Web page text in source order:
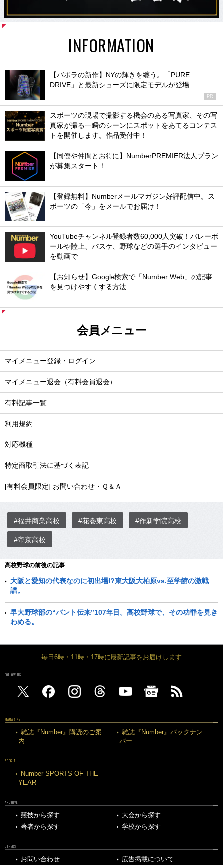
INFORMATION
【バボラの新作】NYの輝きを纏う。「PURE
DRIVE」と最新シューズに限定モデルが登場
PR
スポーツの現場で撮影する機会のある写真家、その写
真家が撮る一瞬のシーンにスポットをあてるコンテス
トを開催します。作品受付中！
【同僚や仲間とお得に】NumberPREMIER法人プラン
が募集スタート！
【登録無料】Numberメールマガジン好評配信中。ス
ポーツの「今」をメールでお届け！
YouTubeチャンネル登録者数60,000人突破！バレーボ
ールや陸上、バスケ、野球などの選手のインタビュー
を動画で
【お知らせ】Google検索で「Number Web」の記事
を見つけやすくする方法
会員メニュー
マイメニュー登録・ログイン
マイメニュー退会（有料会員退会）
有料記事一覧
利用規約
対応機種
特定商取引法に基づく表記
[有料会員限定] お問い合わせ・Ｑ＆Ａ
#福井商業高校 #花巻東高校 #作新学院高校
#帝京高校
高校野球の前後の記事
大阪と愛知の代表なのに初出場!?東大阪大柏原vs.至学館の激戦
譜。
早大野球部の“バント伝来”107年目。高校野球で、その功罪を見き
わめる。
毎日6時・11時・17時に最新記事をお届けします
FOLLOW US
MAGAZINE
雑誌『Number』購読のご案
内
雑誌『Number』バックナン
バー
SPECIAL
Number SPORTS OF THE
YEAR
ARCHIVE
競技から探す
大会から探す
著者から探す
学校から探す
OTHERS
お問い合わせ 広告掲載について